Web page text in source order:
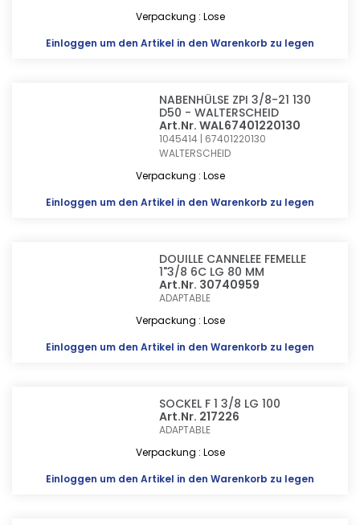
Verpackung : Lose
Einloggen um den Artikel in den Warenkorb zu legen
NABENHÜLSE ZPI 3/8-21 130
D50 - WALTERSCHEID
Art.Nr. WAL67401220130
1045414 | 67401220130
WALTERSCHEID
Verpackung : Lose
Einloggen um den Artikel in den Warenkorb zu legen
DOUILLE CANNELEE FEMELLE
1"3/8 6C LG 80 MM
Art.Nr. 30740959
ADAPTABLE
Verpackung : Lose
Einloggen um den Artikel in den Warenkorb zu legen
SOCKEL F 1 3/8 LG 100
Art.Nr. 217226
ADAPTABLE
Verpackung : Lose
Einloggen um den Artikel in den Warenkorb zu legen